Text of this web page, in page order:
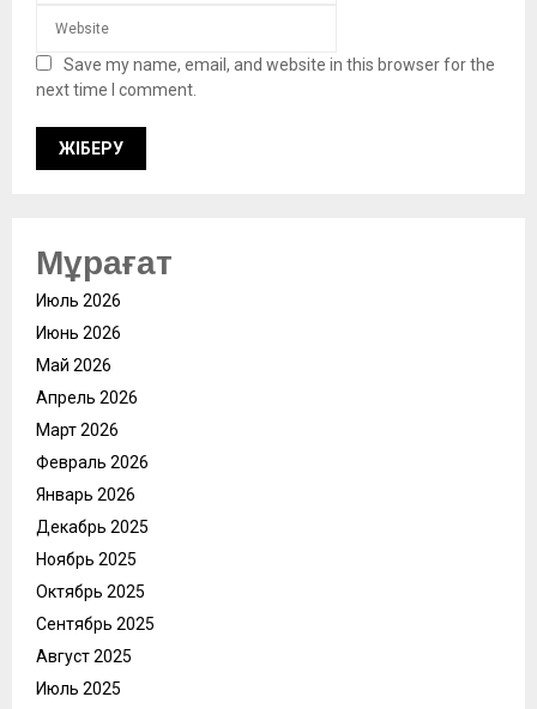
Save my name, email, and website in this browser for the
next time I comment.
Мұрағат
Июль 2026
Июнь 2026
Май 2026
Апрель 2026
Март 2026
Февраль 2026
Январь 2026
Декабрь 2025
Ноябрь 2025
Октябрь 2025
Сентябрь 2025
Август 2025
Июль 2025